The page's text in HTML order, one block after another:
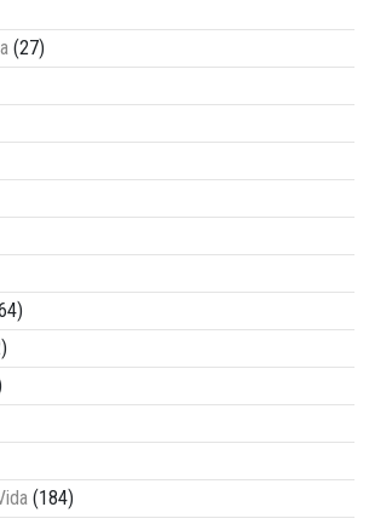
(27)
(184)